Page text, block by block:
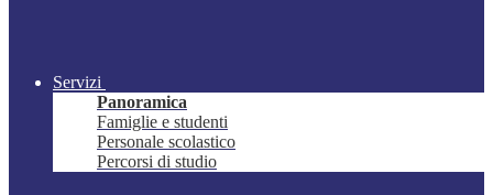
Servizi
Panoramica
Famiglie e studenti
Personale scolastico
Percorsi di studio